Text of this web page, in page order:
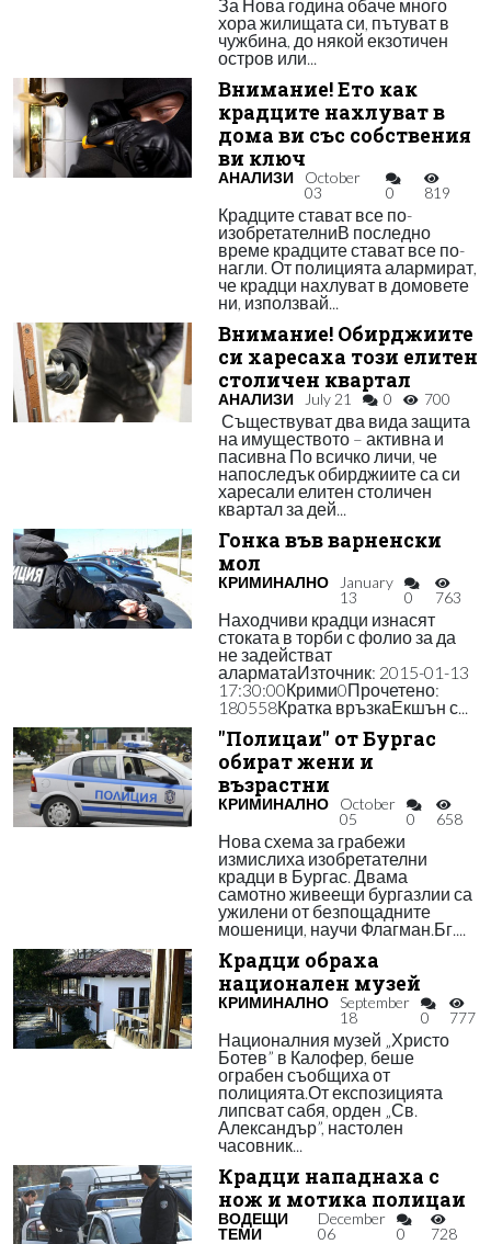
За Нова година обаче много
хора жилищата си, пътуват в
чужбина, до някой екзотичен
остров или...
Внимание! Ето как
крадците нахлуват в
дома ви със собствения
ви ключ
АНАЛИЗИ
October
03
0 819
Крадците стават все по-
изобретателниВ последно
време крадците стават все по-
нагли. От полицията алармират,
че крадци нахлуват в домовете
ни, използвай...
Внимание! Обирджиите
си харесаха този елитен
столичен квартал
АНАЛИЗИ July 21 0 700
Съществуват два вида защита
на имуществото – активна и
пасивна По всичко личи, че
напоследък обирджиите са си
харесали елитен столичен
квартал за дей...
Гонка във варненски
мол
КРИМИНАЛНО
January
13
0 763
Находчиви крадци изнасят
стоката в торби с фолио за да
не задействат
аларматаИзточник: 2015-01-13
17:30:00Крими0Прочетено:
180558Кратка връзкаЕкшън с...
"Полицаи" от Бургас
обират жени и
възрастни
КРИМИНАЛНО
October
05
0 658
Нова схема за грабежи
измислиха изобретателни
крадци в Бургас. Двама
самотно живеещи бургазлии са
ужилени от безпощадните
мошеници, научи Флагман.Бг....
Крадци обраха
национален музей
КРИМИНАЛНО
September
18
0 777
Националния музей „Христо
Ботев” в Калофер, беше
ограбен съобщиха от
полицията.От експозицията
липсват сабя, орден „Св.
Александър”, настолен
часовник...
Крадци нападнаха с
нож и мотика полицаи
ВОДЕЩИ
ТЕМИ
December
06
0 728